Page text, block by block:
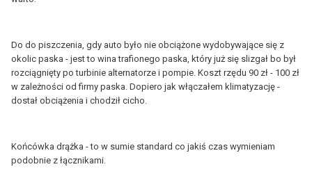
Do do piszczenia, gdy auto było nie obciążone wydobywające się z
okolic paska - jest to wina trafionego paska, który już się slizgał bo był
rozciągnięty po turbinie alternatorze i pompie. Koszt rzędu 90 zł - 100 zł
w zależności od firmy paska. Dopiero jak włączałem klimatyzację -
dostał obciążenia i chodził cicho.
Końcówka drążka - to w sumie standard co jakiś czas wymieniam
podobnie z łącznikami.